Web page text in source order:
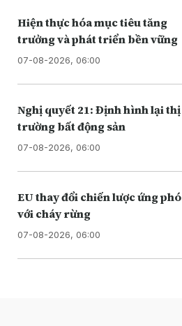
Hiện thực hóa mục tiêu tăng
trưởng và phát triển bền vững
07-08-2026, 06:00
Nghị quyết 21: Định hình lại thị
trường bất động sản
07-08-2026, 06:00
EU thay đổi chiến lược ứng phó
với cháy rừng
07-08-2026, 06:00